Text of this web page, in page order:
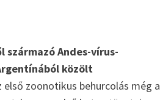
származó Andes-vírus-
közölt
zoonotikus behurcolás még a